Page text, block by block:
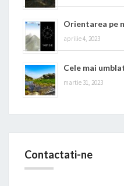
Orientarea pe
aprilie 4, 2023
Cele mai
martie 31, 2023
Contactati-ne